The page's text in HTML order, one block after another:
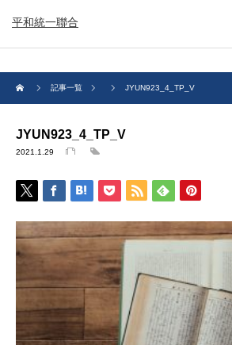
平和統一聯合
記事一覧 JYUN923_4_TP_V
JYUN923_4_TP_V
2021.1.29